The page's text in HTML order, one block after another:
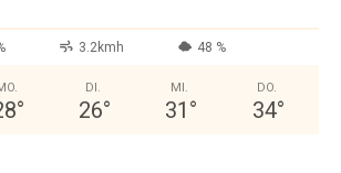
3.2kmh 48 %
°
DI.
26°
MI.
31 °
DO.
34°